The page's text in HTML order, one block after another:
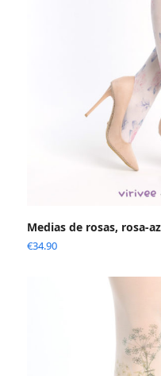
Medias de rosas, rosa-
€34.90